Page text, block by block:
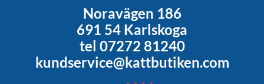
Noravägen 186
691 54 Karlskoga
tel 07272 81240
kundservice@kattbutiken.com